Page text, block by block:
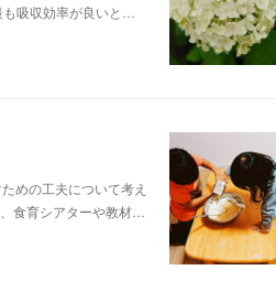
吸収効率が良いと…
めの工夫について考え
食育シアターや教材…